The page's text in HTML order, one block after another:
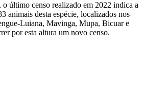
o último censo realizado em 2022 indica a
animais desta espécie, localizados nos
Luiana, Mavinga, Mupa, Bicuar e
por esta altura um novo censo.